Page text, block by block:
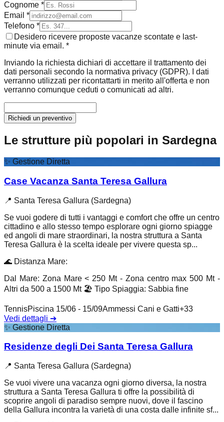
Cognome *
Email *
Telefono *
Desidero ricevere proposte vacanze scontate e last-
minute via email. *
Inviando la richiesta dichiari di accettare il trattamento dei
dati personali secondo la normativa privacy (GDPR). I dati
verranno utilizzati per ricontattarti in merito all'offerta e non
verranno comunque ceduti o comunicati ad altri.
Richiedi un preventivo
Le strutture più popolari in Sardegna
✨ Gestione Diretta
Case Vacanza Santa Teresa Gallura
📍 Santa Teresa Gallura (Sardegna)
Se vuoi godere di tutti i vantaggi e comfort che offre un centro
cittadino e allo stesso tempo esplorare ogni giorno spiagge
ed angoli di mare straordinari, la nostra struttura a Santa
Teresa Gallura è la scelta ideale per vivere questa sp...
🌊 Distanza Mare:
Dal Mare: Zona Mare < 250 Mt - Zona centro max 500 Mt -
Altri da 500 a 1500 Mt 🏖️ Tipo Spiaggia: Sabbia fine
TennisPiscina 15/06 - 15/09Ammessi Cani e Gatti+33
Vedi dettagli ➔
✨ Gestione Diretta
Residenze degli Dei Santa Teresa Gallura
📍 Santa Teresa Gallura (Sardegna)
Se vuoi vivere una vacanza ogni giorno diversa, la nostra
struttura a Santa Teresa Gallura ti offre la possibilità di
scoprire angoli di paradiso sempre nuovi, dove il fascino
della Gallura incontra la varietà di una costa dalle infinite sf...